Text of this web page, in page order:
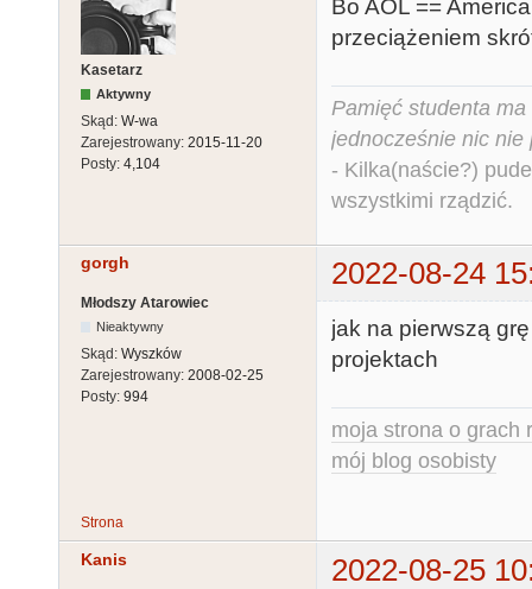
Kasetarz
Aktywny
Skąd: W-wa
Zarejestrowany: 2015-11-20
Posty: 4,104
Bo AOL ==
przeciążeniem
Pamięć studenta
jednocześnie nic nie
- Kilka(naście?)
wszystkimi rządzić.
gorgh 2022-08-24
Młodszy Atarowiec
Nieaktywny
Skąd: Wyszków
Zarejestrowany: 2008-02-25
Posty: 994
jak na pierwszą
projektach
moja strona o grach
mój blog osobisty
Strona
Kanis 2022-08-25